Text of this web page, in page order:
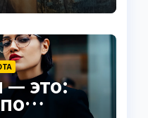
— это: